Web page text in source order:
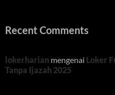
Recent Comments
lokerharian mengenai Loker
Tanpa Ijazah 2025